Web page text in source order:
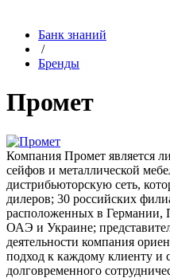
Банк знаний
/
Бренды
Промет
Компания Промет является
сейфов и металлической
дистрибьюторскую сеть,
дилеров; 30 российских
расположенных в Германии,
ОАЭ и Украине;
деятельности компания
подход к каждому клиенту и
долговременного